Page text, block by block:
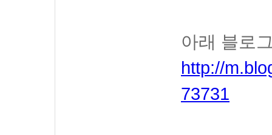
아래 블로
http://
73731